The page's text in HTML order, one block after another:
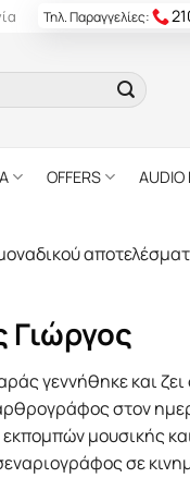
Τηλ. Παραγγελίες:
OFFERS AUDIO
Γιώργος
γεννήθηκε και
στον
μουσικής
σε